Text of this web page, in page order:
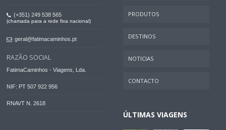
(+351) 249 538 565
(chamada para a rede fixa nacional)
geral@fatimacaminhos.pt
RAZÃO SOCIAL
FatimaCaminhos - Viagens, Lda.
NIF: PT 507 922 956
RNAVT N. 2618
PRODUTOS
DESTINOS
NOTICIAS
CONTACTO
ÚLTIMAS VIAGENS